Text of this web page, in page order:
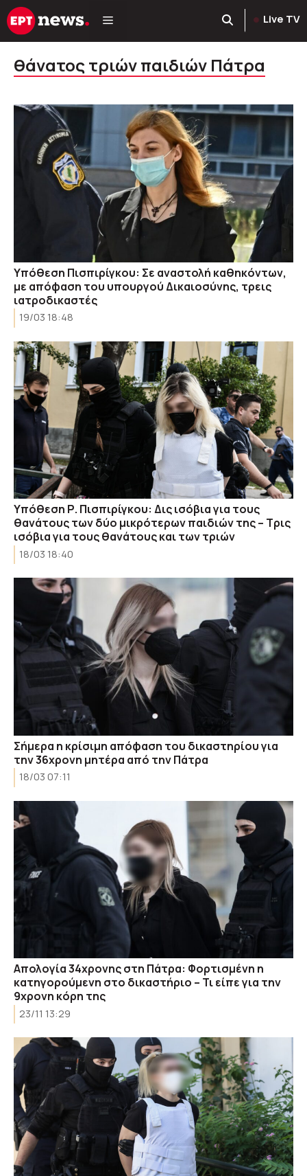
Μετάβαση
σε
Live TV
θάνατος τριών παιδιών Πάτρα
Υπόθεση Πισπιρίγκου: Σε αναστολή καθηκόντων,
με απόφαση του υπουργού Δικαιοσύνης, τρεις
ιατροδικαστές
19/03 18:48
Υπόθεση Ρ. Πισπιρίγκου: Δις ισόβια για τους
θανάτους των δύο μικρότερων παιδιών της – Τρις
ισόβια για τους θανάτους και των τριών
18/03 18:40
Σήμερα η κρίσιμη απόφαση του δικαστηρίου για
την 36χρονη μητέρα από την Πάτρα
18/03 07:11
Απολογία 34χρονης στη Πάτρα: Φορτισμένη η
κατηγορούμενη στο δικαστήριο – Τι είπε για την
9χρονη κόρη της
23/11 13:29